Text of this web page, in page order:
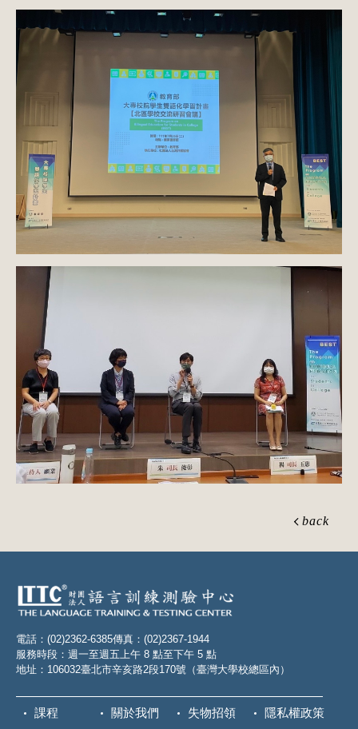
back
電話：(02)2362-6385傳真：(02)2367-1944
服務時段：週一至週五上午 8 點至下午 5 點
地址：106032臺北市辛亥路2段170號（臺灣大學校總區內）
課程 關於我們 失物招領 隱私權政策